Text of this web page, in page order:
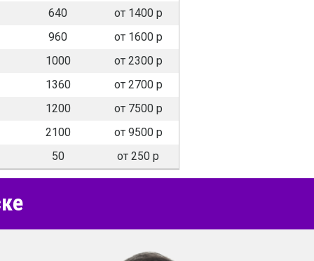
640
от 1400 р
960
от 1600 р
1000
от 2300 р
1360
от 2700 р
1200
от 7500 р
2100
от 9500 р
50
от 250 р